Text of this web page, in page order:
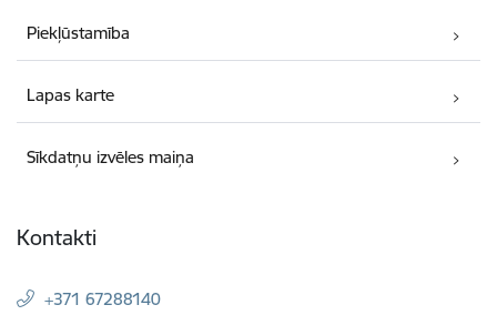
Piekļūstamība
Lapas karte
Sīkdatņu izvēles maiņa
Kontakti
+371 67288140